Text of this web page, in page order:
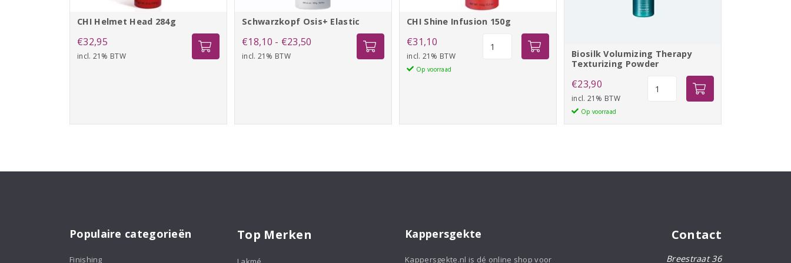
CHI Helmet Head 284g
€32,95
incl. 21% BTW
Schwarzkopf Osis+ Elastic
€18,10 - €23,50
incl. 21% BTW
CHI Shine Infusion 150g
€31,10
incl. 21% BTW
Op voorraad
Biosilk Volumizing Therapy
Texturizing Powder
€23,90
incl. 21% BTW
Op voorraad
Volumizing
Texturizing
Populaire categorieën
Finishing
Top Merken Kappersgekte
Kappersgekte.nl is dé online shop voor
Contact
Breestraat 36